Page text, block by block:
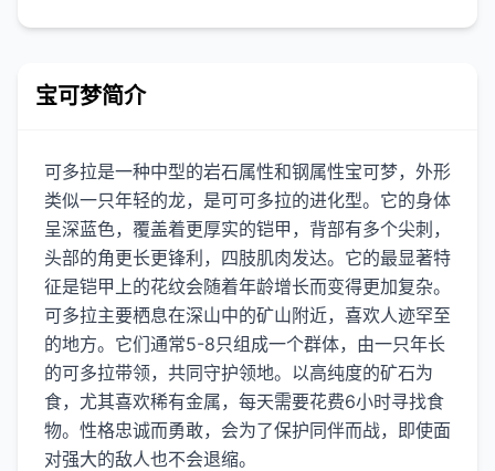
宝可梦简介
可多拉是一种中型的岩石属性和钢属性宝可梦，外形
类似一只年轻的龙，是可可多拉的进化型。它的身体
呈深蓝色，覆盖着更厚实的铠甲，背部有多个尖刺，
头部的角更长更锋利，四肢肌肉发达。它的最显著特
征是铠甲上的花纹会随着年龄增长而变得更加复杂。
可多拉主要栖息在深山中的矿山附近，喜欢人迹罕至
的地方。它们通常5-8只组成一个群体，由一只年长
的可多拉带领，共同守护领地。以高纯度的矿石为
食，尤其喜欢稀有金属，每天需要花费6小时寻找食
物。性格忠诚而勇敢，会为了保护同伴而战，即使面
对强大的敌人也不会退缩。